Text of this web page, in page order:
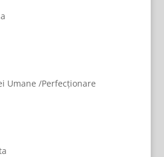
Umane /Perfecționare